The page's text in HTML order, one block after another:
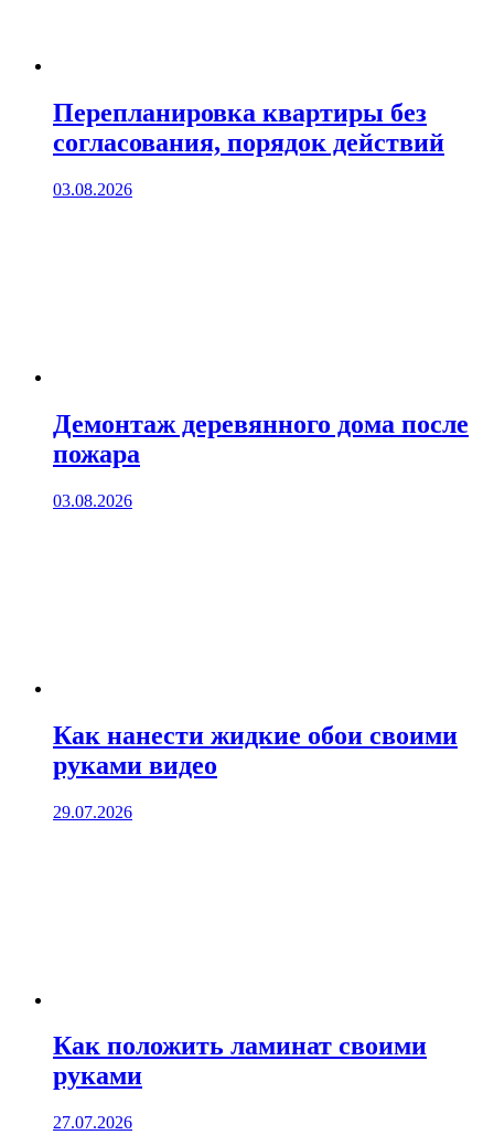
Перепланировка квартиры без
согласования, порядок действий
03.08.2026
Демонтаж деревянного дома после
пожара
03.08.2026
Как нанести жидкие обои своими
руками видео
29.07.2026
Как положить ламинат своими
руками
27.07.2026